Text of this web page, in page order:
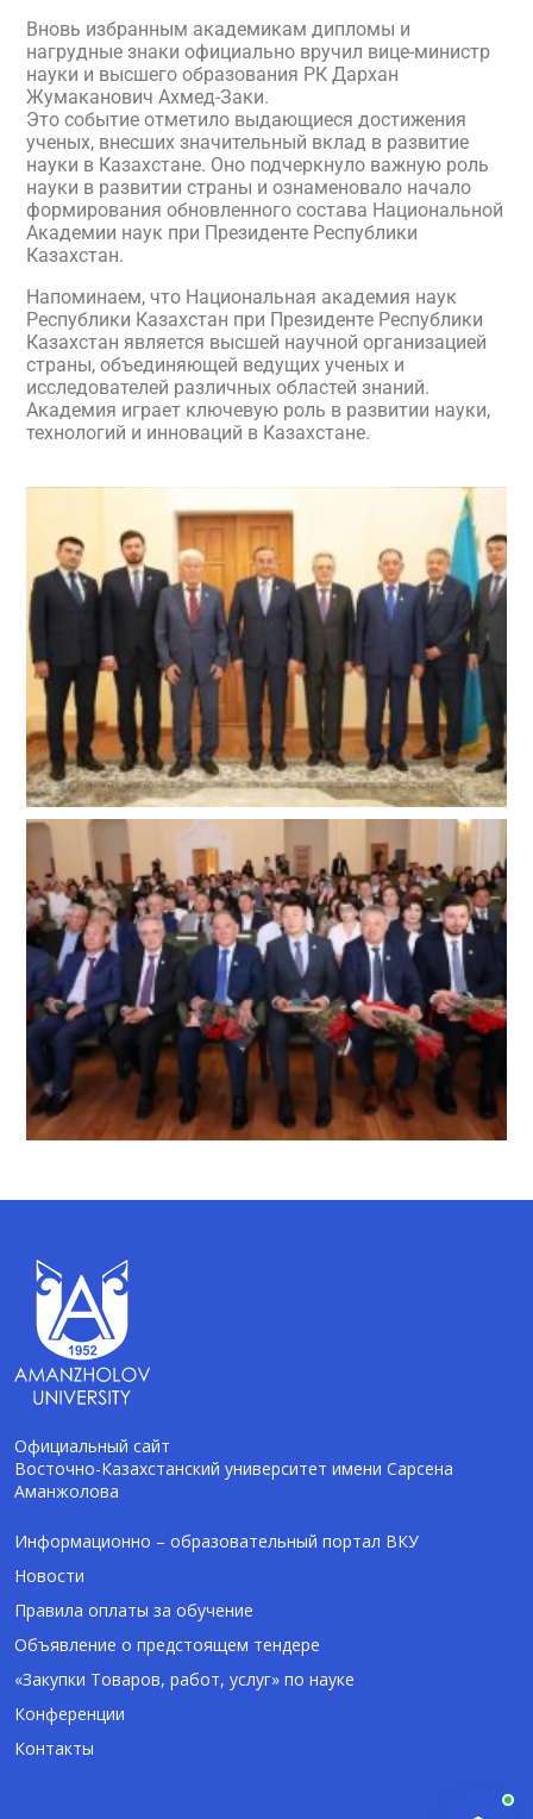
Вновь избранным академикам дипломы и
нагрудные знаки официально вручил вице-министр
науки и высшего образования РК Дархан
Жумаканович Ахмед-Заки.
Это событие отметило выдающиеся достижения
ученых, внесших значительный вклад в развитие
науки в Казахстане. Оно подчеркнуло важную роль
науки в развитии страны и ознаменовало начало
формирования обновленного состава Национальной
Академии наук при Президенте Республики
Казахстан.
Напоминаем, что Национальная академия наук
Республики Казахстан при Президенте Республики
Казахстан является высшей научной организацией
страны, объединяющей ведущих ученых и
исследователей различных областей знаний.
Академия играет ключевую роль в развитии науки,
технологий и инноваций в Казахстане.
Официальный сайт
Восточно-Казахстанский университет имени Сарсена
Аманжолова
Информационно – образовательный портал ВКУ
Новости
Правила оплаты за обучение
Объявление о предстоящем тендере
«Закупки Товаров, работ, услуг» по науке
Конференции
Контакты
Помощник Amanzholov University
Здравствуйте! Я AI-Talapker — помощник
ВКУ им. Сарсена Аманжолова (ВКУ). Отвечу
на вопросы о поступлении в бакалавриат,